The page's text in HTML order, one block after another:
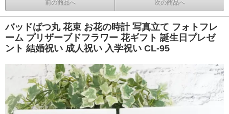
前の商品へ 次の商品へ
バッドばつ丸 花束 お花の時計 写真立て フォトフレ
ーム プリザーブドフラワー 花ギフト 誕生日プレゼ
ント 結婚祝い 成人祝い 入学祝い CL-95